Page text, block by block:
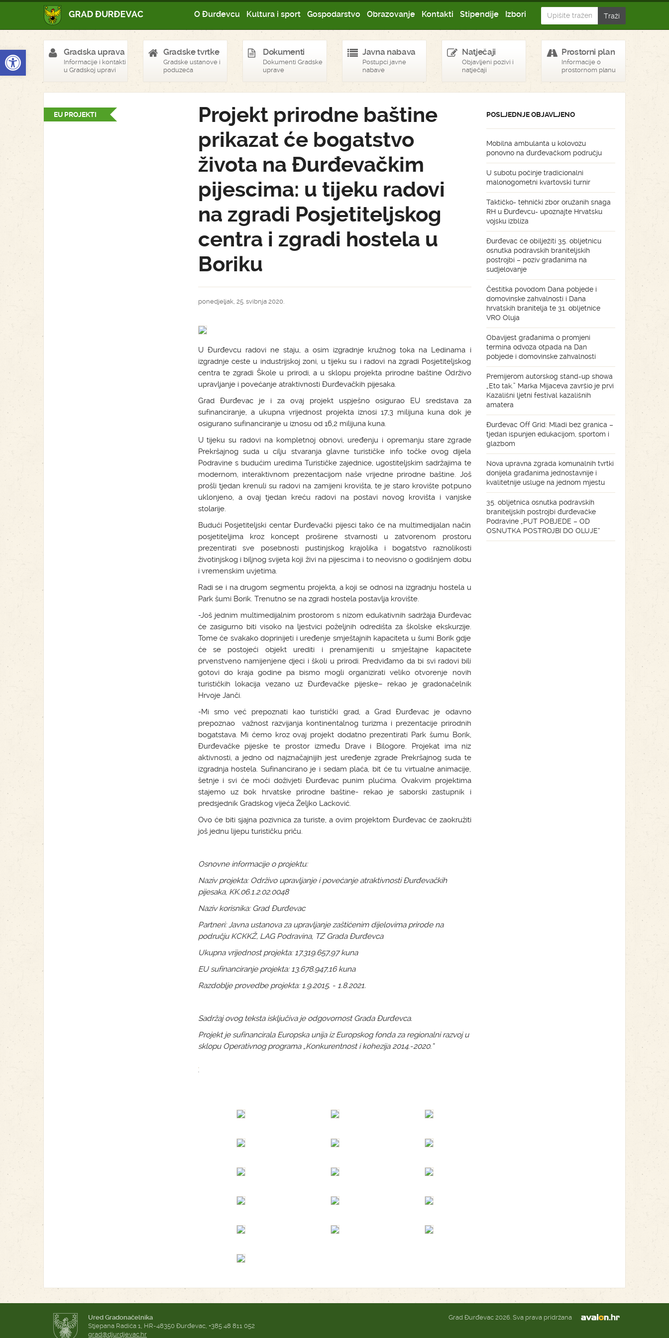
Open toolbar
O Đurđevcu Kultura i sport Gospodarstvo Obrazovanje Kontakti Stipendije Izbori
Gradska uprava
Informacije i kontakti
u Gradskoj upravi
Gradske tvrtke
Gradske ustanove i
poduzeća
Dokumenti
Dokumenti Gradske
uprave
Javna nabava
Postupci javne
nabave
Natječaji
Objavljeni pozivi i
natječaji
Prostorni plan
Informacije o
prostornom planu
EU PROJEKTI
Projekt prirodne baštine
prikazat će bogatstvo
života na Đurđevačkim
pijescima: u tijeku radovi
na zgradi Posjetiteljskog
centra i zgradi hostela u
Boriku
ponedjeljak, 25. svibnja 2020.
U Đurđevcu radovi ne staju, a osim izgradnje kružnog toka na Ledinama i
izgradnje ceste u industrijskoj zoni, u tijeku su i radovi na zgradi Posjetiteljskog
centra te zgradi Škole u prirodi, a u sklopu projekta prirodne baštine Održivo
upravljanje i povećanje atraktivnosti Đurđevačkih pijesaka.
Grad Đurđevac je i za ovaj projekt uspješno osigurao EU sredstava za
sufinanciranje, a ukupna vrijednost projekta iznosi 17,3 milijuna kuna dok je
osigurano sufinanciranje u iznosu od 16,2 milijuna kuna.
U tijeku su radovi na kompletnoj obnovi, uređenju i opremanju stare zgrade
Prekršajnog suda u cilju stvaranja glavne turističke info točke ovog dijela
Podravine s budućim uredima Turističke zajednice, ugostiteljskim sadržajima te
modernom, interaktivnom prezentacijom naše vrijedne prirodne baštine. Još
prošli tjedan krenuli su radovi na zamijeni krovišta, te je staro krovište potpuno
uklonjeno, a ovaj tjedan kreću radovi na postavi novog krovišta i vanjske
stolarije.
Budući Posjetiteljski centar Đurđevački pijesci tako će na multimedijalan način
posjetiteljima kroz koncept proširene stvarnosti u zatvorenom prostoru
prezentirati sve posebnosti pustinjskog krajolika i bogatstvo raznolikosti
životinjskog i biljnog svijeta koji živi na pijescima i to neovisno o godišnjem dobu
i vremenskim uvjetima.
Radi se i na drugom segmentu projekta, a koji se odnosi na izgradnju hostela u
Park šumi Borik. Trenutno se na zgradi hostela postavlja krovište.
-Još jednim multimedijalnim prostorom s nizom edukativnih sadržaja Đurđevac
će zasigurno biti visoko na ljestvici poželjnih odredišta za školske ekskurzije.
Tome će svakako doprinijeti i uređenje smještajnih kapaciteta u šumi Borik gdje
će se postojeći objekt urediti i prenamijeniti u smještajne kapacitete
prvenstveno namijenjene djeci i školi u prirodi. Predviđamo da bi svi radovi bili
gotovi do kraja godine pa bismo mogli organizirati veliko otvorenje novih
turističkih lokacija vezano uz Đurđevačke pijeske– rekao je gradonačelnik
Hrvoje Janči.
-Mi smo već prepoznati kao turistički grad, a Grad Đurđevac je odavno
prepoznao važnost razvijanja kontinentalnog turizma i prezentacije prirodnih
bogatstava. Mi ćemo kroz ovaj projekt dodatno prezentirati Park šumu Borik,
Đurđevačke pijeske te prostor između Drave i Bilogore. Projekat ima niz
aktivnosti, a jedno od najznačajnijih jest uređenje zgrade Prekršajnog suda te
izgradnja hostela. Sufinancirano je i sedam plaća, bit će tu virtualne animacije,
šetnje i svi će moći doživjeti Đurđevac punim plućima. Ovakvim projektima
stajemo uz bok hrvatske prirodne baštine- rekao je saborski zastupnik i
predsjednik Gradskog vijeća Željko Lacković.
Ovo će biti sjajna pozivnica za turiste, a ovim projektom Đurđevac će zaokružiti
još jednu lijepu turističku priču.
Osnovne informacije o projektu:
Naziv projekta: Održivo upravljanje i povećanje atraktivnosti Đurđevačkih
pijesaka, KK.06.1.2.02.0048
Naziv korisnika: Grad Đurđevac
Partneri: Javna ustanova za upravljanje zaštićenim dijelovima prirode na
području KCKKŽ, LAG Podravina, TZ Grada Đurđevca
Ukupna vrijednost projekta: 17.319.657,97 kuna
EU sufinanciranje projekta: 13.678.947,16 kuna
Razdoblje provedbe projekta: 1.9.2015. - 1.8.2021.
Sadržaj ovog teksta isključiva je odgovornost Grada Đurđevca.
Projekt je sufinancirala Europska unija iz Europskog fonda za regionalni razvoj u
sklopu Operativnog programa „Konkurentnost i kohezija 2014.-2020.“
POSLJEDNJE OBJAVLJENO
Mobilna ambulanta u kolovozu
ponovno na đurđevačkom području
U subotu počinje tradicionalni
malonogometni kvartovski turnir
Taktičko- tehnički zbor oružanih snaga
RH u Đurđevcu- upoznajte Hrvatsku
vojsku izbliza
Đurđevac će obilježiti 35. obljetnicu
osnutka podravskih braniteljskih
postrojbi – poziv građanima na
sudjelovanje
Čestitka povodom Dana pobjede i
domovinske zahvalnosti i Dana
hrvatskih branitelja te 31. obljetnice
VRO Oluja
Obavijest građanima o promjeni
termina odvoza otpada na Dan
pobjede i domovinske zahvalnosti
Premijerom autorskog stand-up showa
„Eto tak.” Marka Mijaceva završio je prvi
Kazališni ljetni festival kazališnih
amatera
Đurđevac Off Grid: Mladi bez granica –
tjedan ispunjen edukacijom, sportom i
glazbom
Nova upravna zgrada komunalnih tvrtki
donijela građanima jednostavnije i
kvalitetnije usluge na jednom mjestu
35. obljetnica osnutka podravskih
braniteljskih postrojbi đurđevačke
Podravine „PUT POBJEDE – OD
OSNUTKA POSTROJBI DO OLUJE“
Ured Gradonačelnika
Stjepana Radića 1, HR-48350 Đurđevac, +385 48 811 052
grad@djurdjevac.hr
Grad Đurđevac 2026. Sva prava pridržana